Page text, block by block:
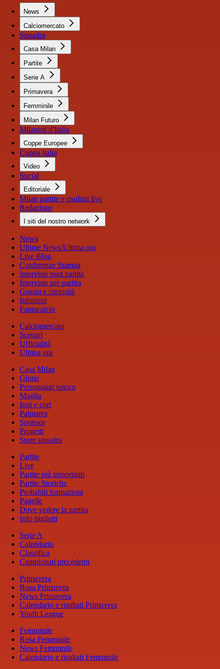
News
Calciomercato
Squadra
Casa Milan
Partite
Serie A
Primavera
Femminile
Milan Futuro
Milanisti d'Italia
Coppe Europee
Coppa italia
Video
Social
Editoriale
Milan partite e risultati live
Redazione
I siti del nostro network
News
Ultime News/Ultima ora
Live Blog
Conferenze Stampa
Interviste post partita
Interviste pre partita
Gossip e curiosità
Infortuni
Fantacalcio
Calciomercato
Scenari
Ufficialità
Ultima ora
Casa Milan
Glorie
Personaggi spicco
Maglia
Inni e cori
Palmares
Sponsor
Progetti
Store squadra
Partite
Live
Partite più importanti
Partite Storiche
Probabili formazioni
Pagelle
Dove vedere la partita
Info biglietti
Serie A
Calendario
Classifica
Campionati precedenti
Primavera
Rosa Primavera
News Primavera
Calendario e risultati Primavera
Youth League
Femminile
Rosa Femminile
News Femminile
Calendario e risultati Femminile